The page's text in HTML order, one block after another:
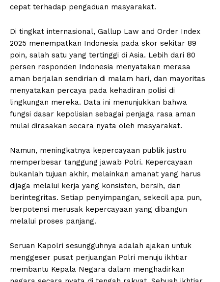
cepat terhadap pengaduan masyarakat.
Di tingkat internasional, Gallup Law and Order Index
2025 menempatkan Indonesia pada skor sekitar 89
poin, salah satu yang tertinggi di Asia. Lebih dari 80
persen responden Indonesia menyatakan merasa
aman berjalan sendirian di malam hari, dan mayoritas
menyatakan percaya pada kehadiran polisi di
lingkungan mereka. Data ini menunjukkan bahwa
fungsi dasar kepolisian sebagai penjaga rasa aman
mulai dirasakan secara nyata oleh masyarakat.
Namun, meningkatnya kepercayaan publik justru
memperbesar tanggung jawab Polri. Kepercayaan
bukanlah tujuan akhir, melainkan amanat yang harus
dijaga melalui kerja yang konsisten, bersih, dan
berintegritas. Setiap penyimpangan, sekecil apa pun,
berpotensi merusak kepercayaan yang dibangun
melalui proses panjang.
Seruan Kapolri sesungguhnya adalah ajakan untuk
menggeser pusat perjuangan Polri menuju ikhtiar
membantu Kepala Negara dalam menghadirkan